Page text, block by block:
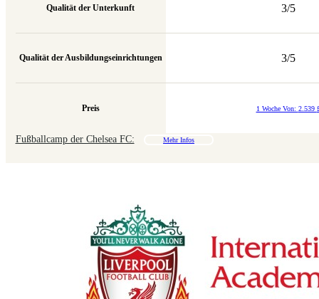
Qualität der Unterkunft
Qualität der Ausbildungseinrichtungen
Preis
3/5
3/5
1 Woche Von: 2.539
Fußballcamp der Chelsea FC: Mehr Infos